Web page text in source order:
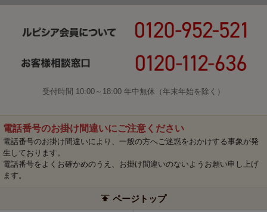
受付時間 10:00～18:00 年中無休（年末年始を除く）
電話番号のお掛け間違いにご注意ください
電話番号のお掛け間違いにより、一般の方へご迷惑をおかけする事象が発
生しております。
電話番号をよくお確かめのうえ、お掛け間違いのないようお願い申し上げ
ます。
ページトップ